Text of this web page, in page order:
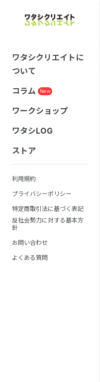
ワタシクリエイトに
ついて
コラム
New
ワークショップ
ワタシLOG
ストア
利用規約
プライバシーポリシー
特定商取引法に基づく表記
反社会勢力に対する基本方
針
お問い合わせ
よくある質問